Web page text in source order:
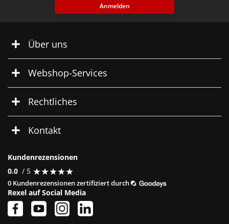
Anmelden
Über uns
Webshop-Services
Rechtliches
Kontakt
Kundenrezensionen
0.0 / 5 ★★★★★
★★★★★
0 Kundenrezensionen zertifiziert durch
Rexel auf Social Media